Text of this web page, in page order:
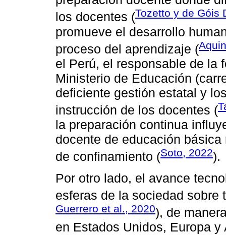
los docentes (Tozetto y de Góis
promueve el desarrollo
proceso del aprendizaje (
el Perú, el responsable de la
Ministerio de Educación
deficiente gestión estatal y
instrucción de los docentes (
la preparación continua
docente de educación
de confinamiento (Soto, 2022).
Por otro lado, el avance
esferas de la sociedad sobre
Guerrero et al., 2020), de
en Estados Unidos, Europa